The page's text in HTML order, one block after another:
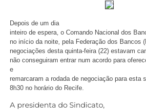
Depois de um dia
inteiro de espera, o Comando Nacional dos
no início da noite, pela Federação dos Bancos
negociações desta quinta-feira (22) estavam
não conseguiram entrar num acordo para
e
remarcaram a rodada de negociação para esta
8h30 no horário do Recife.
A presidenta do Sindicato,